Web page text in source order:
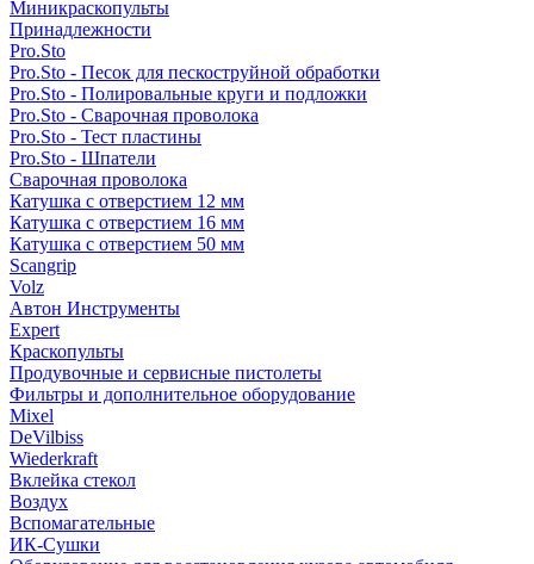
Миникраскопульты
Принадлежности
Pro.Sto
Pro.Sto - Песок для пескоструйной обработки
Pro.Sto - Полировальные круги и подложки
Pro.Sto - Сварочная проволока
Pro.Sto - Тест пластины
Pro.Sto - Шпатели
Сварочная проволока
Катушка с отверстием 12 мм
Катушка с отверстием 16 мм
Катушка с отверстием 50 мм
Scangrip
Volz
Автон Инструменты
Expert
Краскопульты
Продувочные и сервисные пистолеты
Фильтры и дополнительное оборудование
Mixel
DeVilbiss
Wiederkraft
Вклейка стекол
Воздух
Вспомагательные
ИК-Сушки